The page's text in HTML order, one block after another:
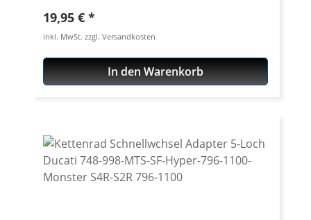
Kontruktionsaluminium 7075 T6. In
verschíedenen Farben lieferbar Gefertigt
auch modernen CNC Maschinen - Made in
Germany. · Material : 7075-T6 · Gewinde :
M10 x 1 · Schlüsselweite : 15 · Gewicht : 4
Performanceparts Set mit 5 Stück für :
Streetfighter 848, Hypermotrad 796-821-
939 / Hyperstrada 821-939 / Desmosedici
Regulärer Preis:
19,95 €
inkl. MwSt. zzgl. Versandkosten
In den Warenkorb